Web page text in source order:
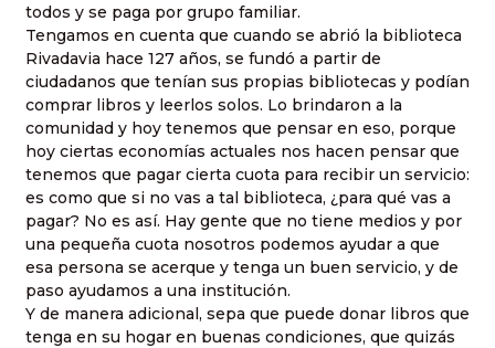
todos y se paga por grupo familiar.
Tengamos en cuenta que cuando se abrió la biblioteca
Rivadavia hace 127 años, se fundó a partir de
ciudadanos que tenían sus propias bibliotecas y podían
comprar libros y leerlos solos. Lo brindaron a la
comunidad y hoy tenemos que pensar en eso, porque
hoy ciertas economías actuales nos hacen pensar que
tenemos que pagar cierta cuota para recibir un servicio:
es como que si no vas a tal biblioteca, ¿para qué vas a
pagar? No es así. Hay gente que no tiene medios y por
una pequeña cuota nosotros podemos ayudar a que
esa persona se acerque y tenga un buen servicio, y de
paso ayudamos a una institución.
Y de manera adicional, sepa que puede donar libros que
tenga en su hogar en buenas condiciones, que quizás